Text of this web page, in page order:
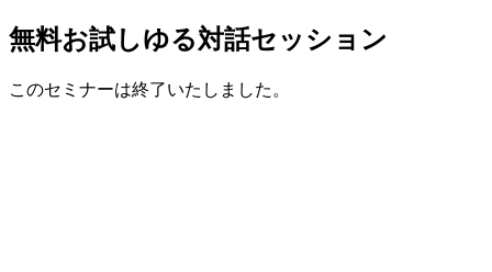
無料お試しゆる対話セッション
このセミナーは終了いたしました。